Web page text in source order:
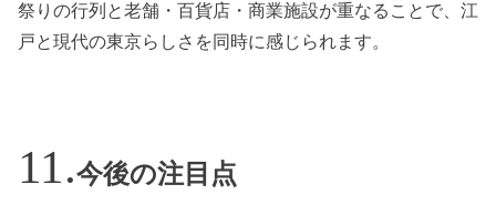
祭りの行列と老舗・百貨店・商業施設が重なることで、江
戸と現代の東京らしさを同時に感じられます。
今後の注目点